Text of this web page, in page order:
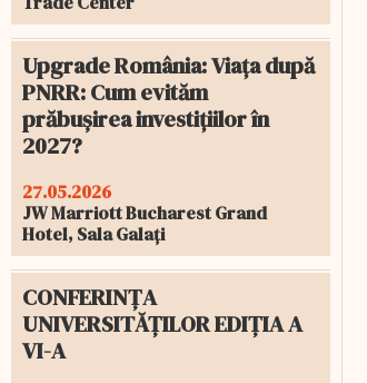
Upgrade România: Viața după
PNRR: Cum evităm
prăbușirea investițiilor în
2027?
27.05.2026
JW Marriott Bucharest Grand
Hotel, Sala Galați
CONFERINȚA
UNIVERSITĂȚILOR EDIȚIA A
VI-A